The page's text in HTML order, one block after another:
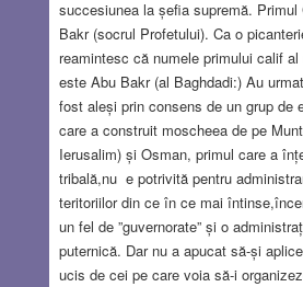
succesiunea la șefia supremă.
Bakr (socrul Profetului). Ca o
reamintesc că numele primului calif
este Abu Bakr (al Baghdadi:) Au
fost aleși prin consens de un grup de
care a construit moscheea de pe
Ierusalim) și Osman, primul care a
tribală,nu e potrivită pentru
teritoriilor din ce în ce mai
un fel de ”guvernorate” și o
puternică. Dar nu a apucat să-și
ucis de cei pe care voia să-i